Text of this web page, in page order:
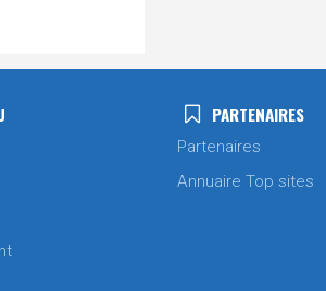
PARTENAIRES
Partenaires
Annuaire Top sites